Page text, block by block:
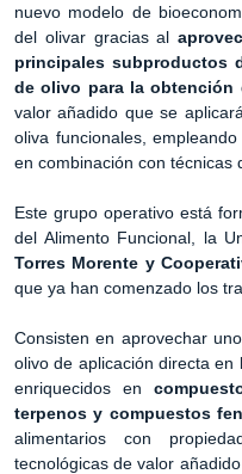
nuevo modelo de
del olivar gracias al
principales subproductos
de olivo para la obtención
valor añadido que se
oliva funcionales,
en combinación con técnicas
Este grupo operativo está
del Alimento Funcional, la
Torres Morente y
que ya han comenzado los
Consisten en aprovechar
olivo de aplicación directa
enriquecidos en
terpenos y compuestos
alimentarios con
tecnológicas de valor